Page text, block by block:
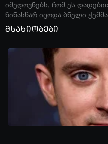
იმედოვნებს, რომ ეს
წინასწარ იცოდა ბნელი
მსახიობები